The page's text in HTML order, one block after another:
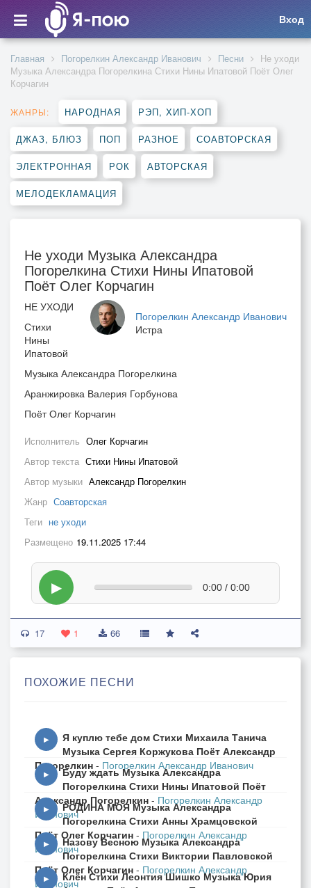
Вход
Главная Погорелкин Александр Иванович Песни
Не уходи
Музыка Александра Погорелкина Стихи Нины Ипатовой Поёт Олег
Корчагин
ЖАНРЫ: НАРОДНАЯ РЭП, ХИП-ХОП
ДЖАЗ, БЛЮЗ ПОП РАЗНОЕ СОАВТОРСКАЯ
ЭЛЕКТРОННАЯ РОК АВТОРСКАЯ
МЕЛОДЕКЛАМАЦИЯ
Не уходи Музыка Александра
Погорелкина Стихи Нины Ипатовой
Поёт Олег Корчагин
Погорелкин Александр Иванович
Истра
НЕ УХОДИ
Стихи
Нины
Ипатовой
Музыка Александра Погорелкина
Аранжировка Валерия Горбунова
Поёт Олег Корчагин
Исполнитель Олег Корчагин
Автор текста Стихи Нины Ипатовой
Автор музыки Александр Погорелкин
Жанр Соавторская
Теги не уходи
Размещено 19.11.2025 17:44
▶ 0:00 / 0:00
17 1 66
ПОХОЖИЕ ПЕСНИ
▶
Я куплю тебе дом Стихи Михаила Танича
Музыка Сергея Коржукова Поёт Александр
Погорелкин - Погорелкин Александр Иванович
▶
Буду ждать Музыка Александра
Погорелкина Стихи Нины Ипатовой Поёт
Александр Погорелкин - Погорелкин Александр
Иванович
▶
РОДИНА МОЯ Музыка Александра
Погорелкина Стихи Анны Храмцовской
Поёт Олег Корчагин - Погорелкин Александр
Иванович
▶
Назову Весною Музыка Александра
Погорелкина Стихи Виктории Павловской
Поёт Олег Корчагин - Погорелкин Александр
Иванович
▶
Клён Стихи Леонтия Шишко Музыка Юрия